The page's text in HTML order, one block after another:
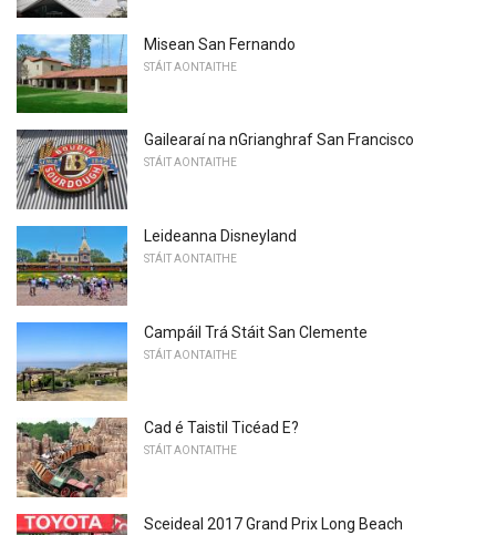
Misean San Fernando
STÁIT AONTAITHE
Gailearaí na nGrianghraf San Francisco
STÁIT AONTAITHE
Leideanna Disneyland
STÁIT AONTAITHE
Campáil Trá Stáit San Clemente
STÁIT AONTAITHE
Cad é Taistil Ticéad E?
STÁIT AONTAITHE
Sceideal 2017 Grand Prix Long Beach